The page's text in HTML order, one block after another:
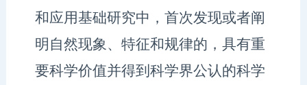
和应用基础研究中，首次发现或者阐
明自然现象、特征和规律的，具有重
要科学价值并得到科学界公认的科学